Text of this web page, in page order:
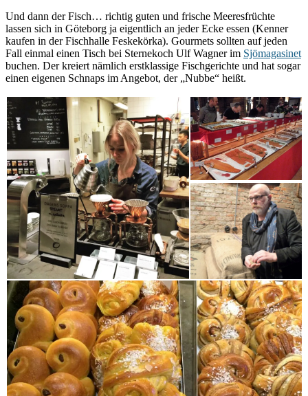
Und dann der Fisch… richtig guten und frische Meeresfrüchte
lassen sich in Göteborg ja eigentlich an jeder Ecke essen (Kenner
kaufen in der Fischhalle Feskekörka). Gourmets sollten auf jeden
Fall einmal einen Tisch bei Sternekoch Ulf Wagner im Sjömagasinet
buchen. Der kreiert nämlich erstklassige Fischgerichte und hat sogar
einen eigenen Schnaps im Angebot, der „Nubbe“ heißt.